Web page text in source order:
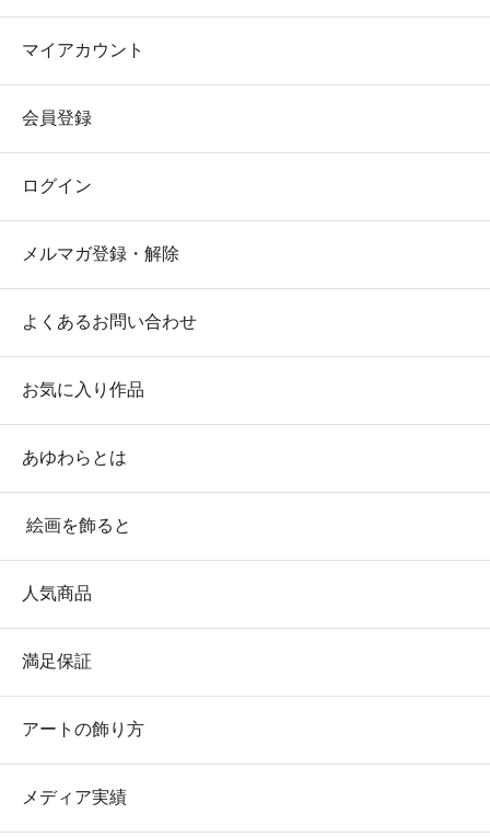
マイアカウント
会員登録
ログイン
メルマガ登録・解除
よくあるお問い合わせ
お気に入り作品
あゆわらとは
絵画を飾ると
人気商品
満足保証
アートの飾り方
メディア実績